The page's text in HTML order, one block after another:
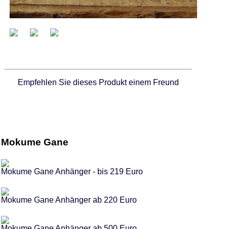
Empfehlen Sie dieses Produkt einem Freund
Mokume Gane
Mokume Gane Anhänger - bis 219 Euro
Mokume Gane Anhänger ab 220 Euro